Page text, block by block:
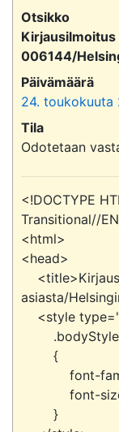
Otsikko
Kirjausilmoitus
006144/
Päivämäärä
24. toukokuuta
Tila
Odotetaan
<!DOCTYPE
Transitional//
<html>
<head>
asiasta/